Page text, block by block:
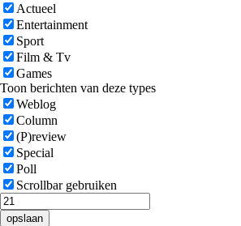
Actueel
Entertainment
Sport
Film & Tv
Games
Toon berichten van deze types
Weblog
Column
(P)review
Special
Poll
Scrollbar gebruiken
opslaan